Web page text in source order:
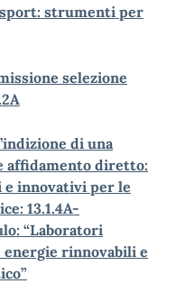
sport: strumenti per
selezione
di una
affidamento diretto:
e innovativi per le
13.1.4A-
“Laboratori
rinnovabili e